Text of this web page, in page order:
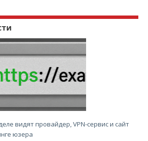
видят провайдер, VPN-сервис и сайт
юзера